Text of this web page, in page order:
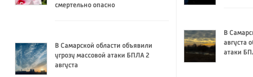
смертельно опасно
В Самарской области объявили
угрозу массовой атаки БПЛА 2
августа
В
августа
атаки